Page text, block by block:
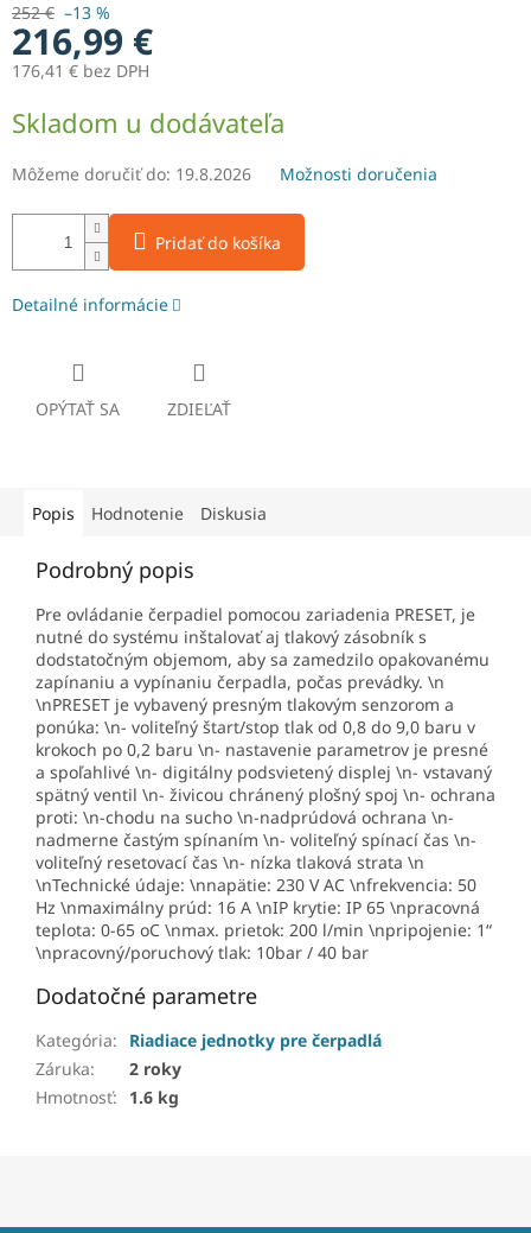
252 € –13 %
216,99 €
176,41 € bez DPH
cena:
Skladom u dodávateľa
Môžeme doručiť do: 19.8.2026 Možnosti doručenia
Pridať do košíka
Detailné informácie
OPÝTAŤ SA ZDIEĽAŤ
Popis Hodnotenie Diskusia
Podrobný popis
Pre ovládanie čerpadiel pomocou zariadenia PRESET, je
nutné do systému inštalovať aj tlakový zásobník s
dodstatočným objemom, aby sa zamedzilo opakovanému
zapínaniu a vypínaniu čerpadla, počas prevádky. \n
\nPRESET je vybavený presným tlakovým senzorom a
ponúka: \n- voliteľný štart/stop tlak od 0,8 do 9,0 baru v
krokoch po 0,2 baru \n- nastavenie parametrov je presné
a spoľahlivé \n- digitálny podsvietený displej \n- vstavaný
spätný ventil \n- živicou chránený plošný spoj \n- ochrana
proti: \n-chodu na sucho \n-nadprúdová ochrana \n-
nadmerne častým spínaním \n- voliteľný spínací čas \n-
voliteľný resetovací čas \n- nízka tlaková strata \n
\nTechnické údaje: \nnapätie: 230 V AC \nfrekvencia: 50
Hz \nmaximálny prúd: 16 A \nIP krytie: IP 65 \npracovná
teplota: 0-65 oC \nmax. prietok: 200 l/min \npripojenie: 1“
\npracovný/poruchový tlak: 10bar / 40 bar
Dodatočné parametre
Kategória:
Riadiace jednotky pre čerpadlá
Záruka:
2 roky
Hmotnosť: 1.6 kg